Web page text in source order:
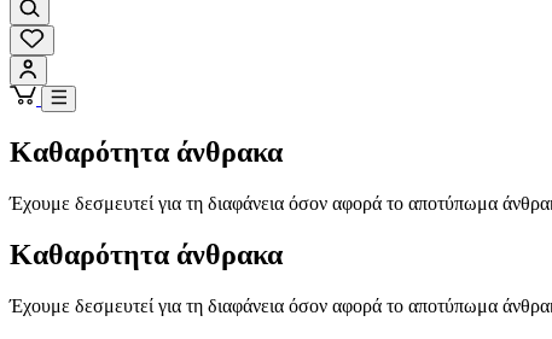
Καθαρότητα άνθρακα
Έχουμε δεσμευτεί για τη διαφάνεια όσον αφορά το αποτύπωμα
Καθαρότητα άνθρακα
Έχουμε δεσμευτεί για τη διαφάνεια όσον αφορά το αποτύπωμα